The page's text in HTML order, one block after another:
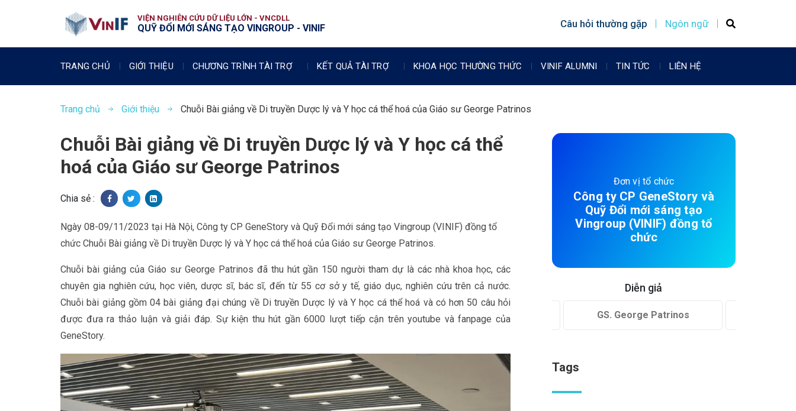
VIỆN NGHIÊN CỨU DỮ LIỆU LỚN - VNCDLL
QUỸ ĐỔI MỚI SÁNG TẠO VINGROUP - VINIF Câu hỏi thường gặp Ngôn ngữ
TRANG CHỦ GIỚI THIỆU CHƯƠNG TRÌNH TÀI TRỢ KẾT QUẢ TÀI TRỢ KHOA HỌC THƯỜNG THỨC VINIF ALUMNI TIN TỨC LIÊN HỆ
Trang chủ Giới thiệu Chuỗi Bài giảng về Di truyền Dược lý và Y học cá thể hoá của Giáo sư George Patrinos
Chuỗi Bài giảng về Di truyền Dược lý và Y học cá thể
hoá của Giáo sư George Patrinos
Chia sẻ :
Ngày 08-09/11/2023 tại Hà Nội, Công ty CP GeneStory và Quỹ Đổi mới sáng tạo Vingroup (VINIF) đồng tổ
chức Chuỗi Bài giảng về Di truyền Dược lý và Y học cá thể hoá của Giáo sư George Patrinos.
Chuỗi bài giảng của Giáo sư George Patrinos đã thu hút gần 150 người tham dự là các nhà khoa học, các
chuyên gia nghiên cứu, học viên, dược sĩ, bác sĩ, đến từ 55 cơ sở y tế, giáo dục, nghiên cứu trên cả nước.
Chuỗi bài giảng gồm 04 bài giảng đại chúng về Di truyền Dược lý và Y học cá thể hoá và có hơn 50 câu hỏi
được đưa ra thảo luận và giải đáp. Sự kiện thu hút gần 6000 lượt tiếp cận trên youtube và fanpage của
GeneStory.
Đơn vị tổ chức
Công ty CP GeneStory và
Quỹ Đổi mới sáng tạo
Vingroup (VINIF) đồng tổ
chức
Diễn giả
GS. George Patrinos GS. George Patrinos GS. George Patrinos
Tags